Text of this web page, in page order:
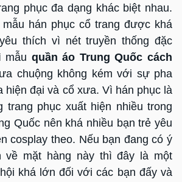
phục đa dạng khác biệt nhau.
hán phục cổ trang được khá
thích vì nét truyền thống đặc
mẫu quần áo Trung Quốc cách
chuộng không kém với sự pha
hiện đại và cổ xưa. Vì hán phục là
trang phục xuất hiện nhiều trong
Quốc nên khá nhiều bạn trẻ yêu
cosplay theo. Nếu bạn đang có ý
về mặt hàng này thì đây là một
khá lớn đối với các bạn đấy và